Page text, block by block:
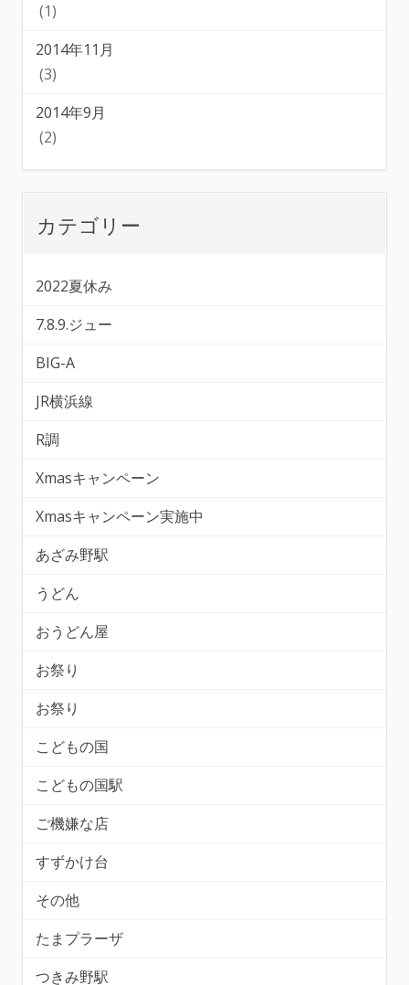
(1)
2014年11月
(3)
2014年9月
(2)
カテゴリー
2022夏休み
7.8.9.ジュー
BIG-A
JR横浜線
R調
Xmasキャンペーン
Xmasキャンペーン実施中
あざみ野駅
うどん
おうどん屋
お祭り
お祭り
こどもの国
こどもの国駅
ご機嫌な店
すずかけ台
その他
たまプラーザ
つきみ野駅